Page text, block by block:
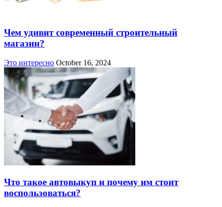
Чем удивит современный строительный
магазин?
Это интересно October 16, 2024
Что такое автовыкуп и почему им стоит
воспользоваться?